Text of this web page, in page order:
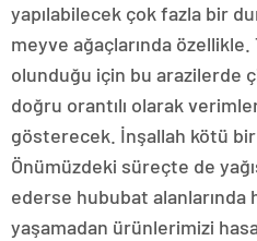
yapılabilecek çok fazla bir
meyve ağaçlarında özellikle.
olunduğu için bu arazilerde
doğru orantılı olarak
gösterecek. İnşallah kötü bir
Önümüzdeki süreçte de
ederse hububat alanlarında
yaşamadan ürünlerimizi